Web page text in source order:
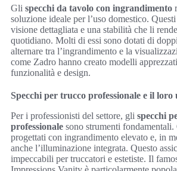
Gli specchi da tavolo con ingrandimento
soluzione ideale per l’uso domestico.
visione dettagliata e una stabilità che li
quotidiano. Molti di essi sono dotati di
alternare tra l’ingrandimento e la
come Zadro hanno creato modelli
funzionalità e design.
Specchi per trucco professionale e il loro
Per i professionisti del settore, gli specchi
professionale sono strumenti fondamentali.
progettati con ingrandimento elevato e, in
anche l’illuminazione integrata. Questo
impeccabili per truccatori e estetiste. Il